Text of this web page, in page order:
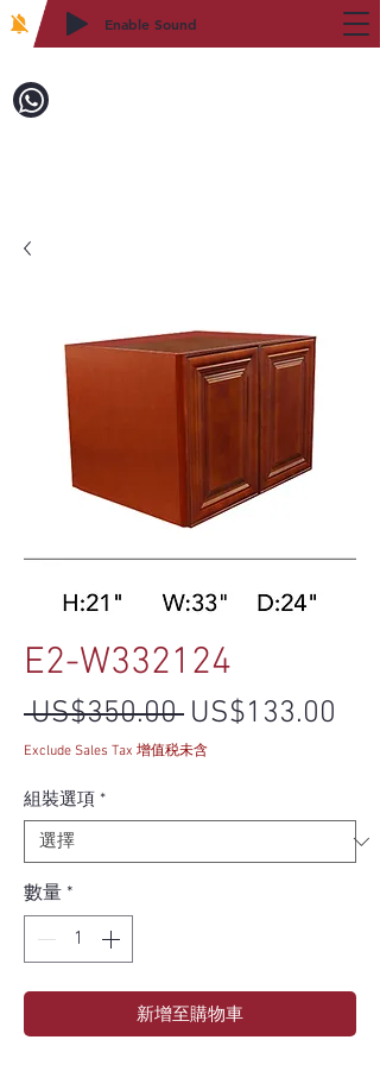
Enable Sound
E2-W332124
US$350.00 一般價格
US$133.00
Exclude Sales Tax 增值税未含
組裝選項 *
數量 *
新增至購物車